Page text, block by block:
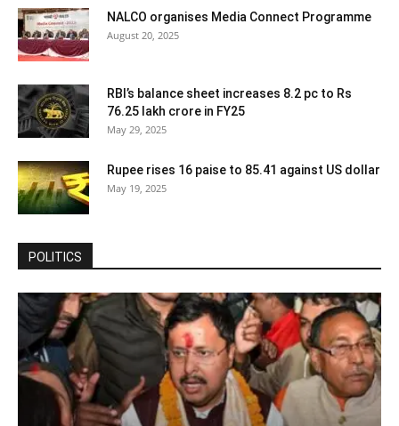
NALCO organises Media Connect Programme
August 20, 2025
RBI’s balance sheet increases 8.2 pc to Rs
76.25 lakh crore in FY25
May 29, 2025
Rupee rises 16 paise to 85.41 against US dollar
May 19, 2025
POLITICS